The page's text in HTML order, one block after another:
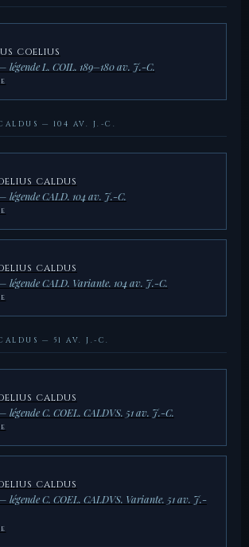
COELIUS
légende L. COIL. 189–180 av. J.-C.
— 104 AV. J.-C.
CALDUS
légende CALD. 104 av. J.-C.
CALDUS
légende CALD. Variante. 104 av. J.-C.
— 51 AV. J.-C.
CALDUS
légende C. COEL. CALDVS. 51 av. J.-C.
CALDUS
légende C. COEL. CALDVS. Variante. 51 av. J.-